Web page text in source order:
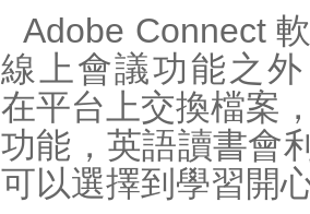
Adobe Connect
線上會議功能之
在平台上交換檔案
功能，英語讀書會
可以選擇到學習開